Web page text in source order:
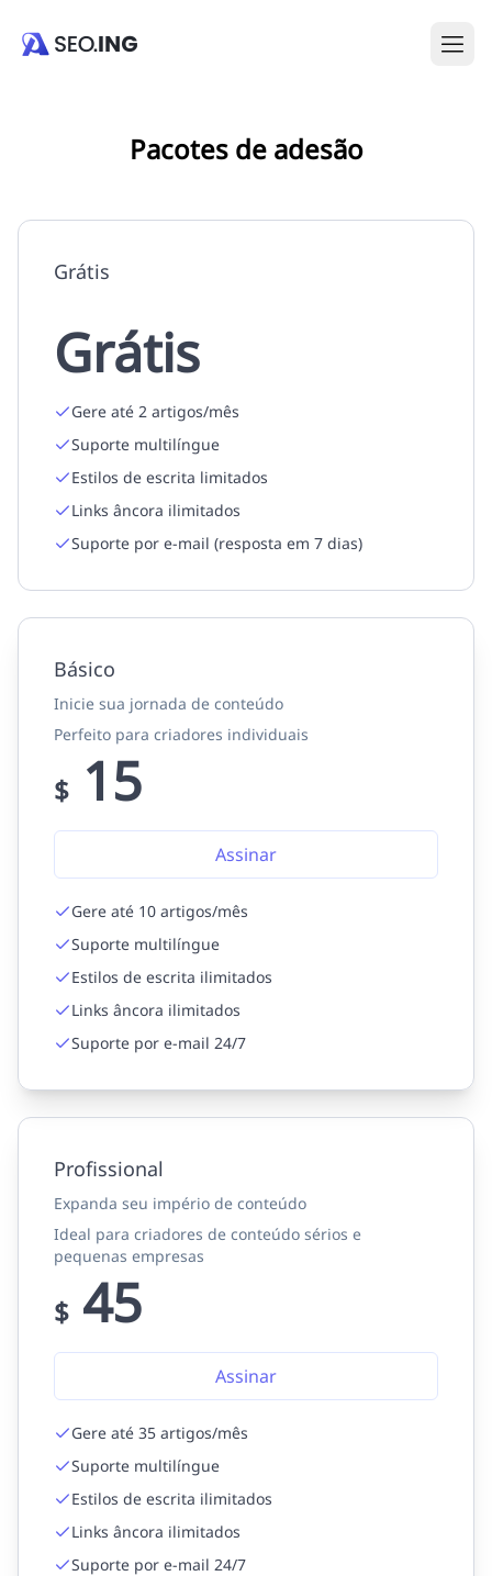
Pacotes de adesão
Grátis
Grátis
Gere até 2 artigos/mês
Suporte multilíngue
Estilos de escrita limitados
Links âncora ilimitados
Suporte por e-mail (resposta em 7 dias)
Básico
Inicie sua jornada de conteúdo
Perfeito para criadores individuais
$ 15
Assinar
Gere até 10 artigos/mês
Suporte multilíngue
Estilos de escrita ilimitados
Links âncora ilimitados
Suporte por e-mail 24/7
Profissional
Expanda seu império de conteúdo
Ideal para criadores de conteúdo sérios e
pequenas empresas
$ 45
Assinar
Gere até 35 artigos/mês
Suporte multilíngue
Estilos de escrita ilimitados
Links âncora ilimitados
Suporte por e-mail 24/7